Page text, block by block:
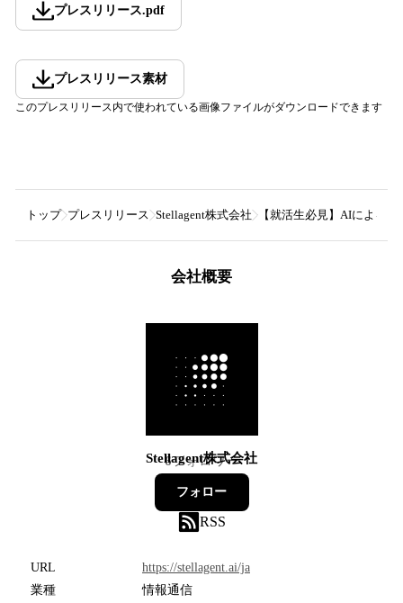
プレスリリース.pdf
プレスリリース素材
このプレスリリース内で使われている画像ファイルがダウンロードできます
トップ プレスリリース Stellagent株式会社 【就活生必見】AIによる
会社概要
Stellagent株式会社
6フォロワー
フォロー
RSS
URL
https://stellagent.ai/ja
業種
情報通信